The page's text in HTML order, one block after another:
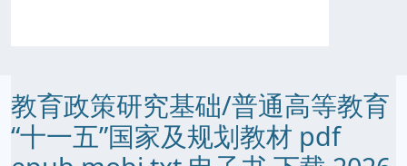
教育政策研究基础/普通高等教育
“十一五”国家及规划教材 pdf